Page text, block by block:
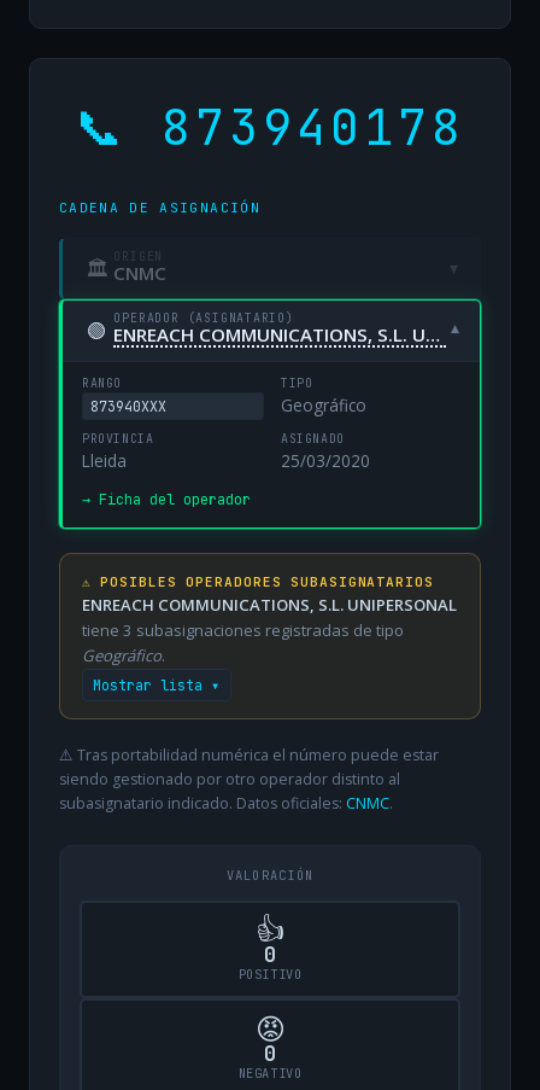
📞 873940178
CADENA DE ASIGNACIÓN
🏛 ORIGEN
CNMC ▾
🟢 OPERADOR (ASIGNATARIO)
ENREACH COMMUNICATIONS, S.L. UNIPERSONAL ▾
RANGO
873940XXX
TIPO
Geográfico
PROVINCIA
Lleida
ASIGNADO
25/03/2020
→ Ficha del operador
⚠️ POSIBLES OPERADORES SUBASIGNATARIOS
ENREACH COMMUNICATIONS, S.L. UNIPERSONAL
tiene 3 subasignaciones registradas de tipo
Geográfico.
Mostrar lista ▾
⚠️ Tras portabilidad numérica el número puede estar
siendo gestionado por otro operador distinto al
subasignatario indicado. Datos oficiales: CNMC.
VALORACIÓN
👍
0
POSITIVO
😡
0
NEGATIVO